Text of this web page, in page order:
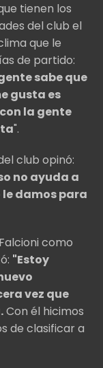
tienen los
del club el
que le
de partido:
sabe que
gusta es
la gente
".
club opinó:
no ayuda a
damos para
como
"Estoy
vez que
Con él hicimos
de clasificar a